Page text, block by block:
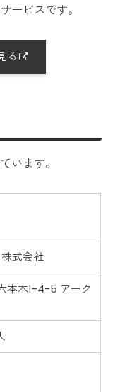
ービスです。
る
います。
式会社
本木1-4-5 アーク